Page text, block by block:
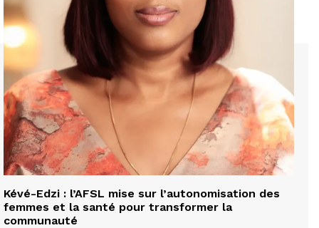
Kévé-Edzi : l’AFSL mise sur l’autonomisation des
femmes et la santé pour transformer la
communauté